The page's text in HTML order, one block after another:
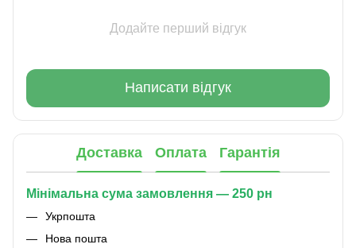
Додайте перший відгук
Написати відгук
Доставка Оплата Гарантія
Мінімальна сума замовлення — 250 рн
Укрпошта
Нова пошта